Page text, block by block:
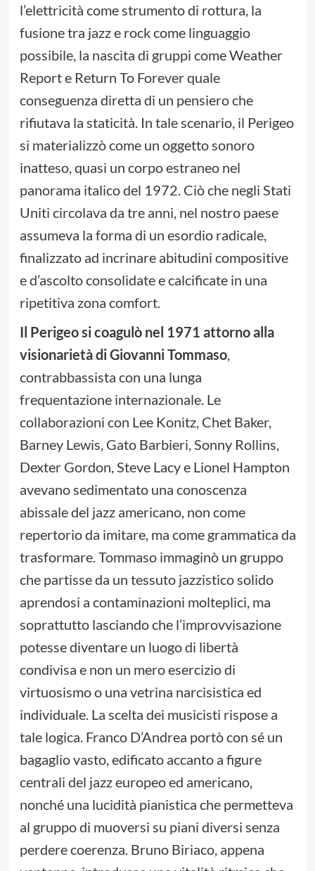
l’elettricità come strumento di rottura, la
fusione tra jazz e rock come linguaggio
possibile, la nascita di gruppi come Weather
Report e Return To Forever quale
conseguenza diretta di un pensiero che
rifiutava la staticità. In tale scenario, il Perigeo
si materializzò come un oggetto sonoro
inatteso, quasi un corpo estraneo nel
panorama italico del 1972. Ciò che negli Stati
Uniti circolava da tre anni, nel nostro paese
assumeva la forma di un esordio radicale,
finalizzato ad incrinare abitudini compositive
e d’ascolto consolidate e calcificate in una
ripetitiva zona comfort.
Il Perigeo si coagulò nel 1971 attorno alla
visionarietà di Giovanni Tommaso,
contrabbassista con una lunga
frequentazione internazionale. Le
collaborazioni con Lee Konitz, Chet Baker,
Barney Lewis, Gato Barbieri, Sonny Rollins,
Dexter Gordon, Steve Lacy e Lionel Hampton
avevano sedimentato una conoscenza
abissale del jazz americano, non come
repertorio da imitare, ma come grammatica da
trasformare. Tommaso immaginò un gruppo
che partisse da un tessuto jazzistico solido
aprendosi a contaminazioni molteplici, ma
soprattutto lasciando che l’improvvisazione
potesse diventare un luogo di libertà
condivisa e non un mero esercizio di
virtuosismo o una vetrina narcisistica ed
individuale. La scelta dei musicisti rispose a
tale logica. Franco D’Andrea portò con sé un
bagaglio vasto, edificato accanto a figure
centrali del jazz europeo ed americano,
nonché una lucidità pianistica che permetteva
al gruppo di muoversi su piani diversi senza
perdere coerenza. Bruno Biriaco, appena